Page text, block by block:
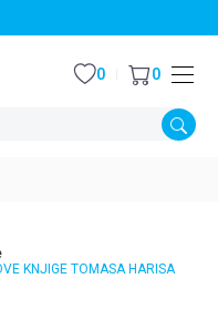
0 0
KNJIGE TOMASA HARISA